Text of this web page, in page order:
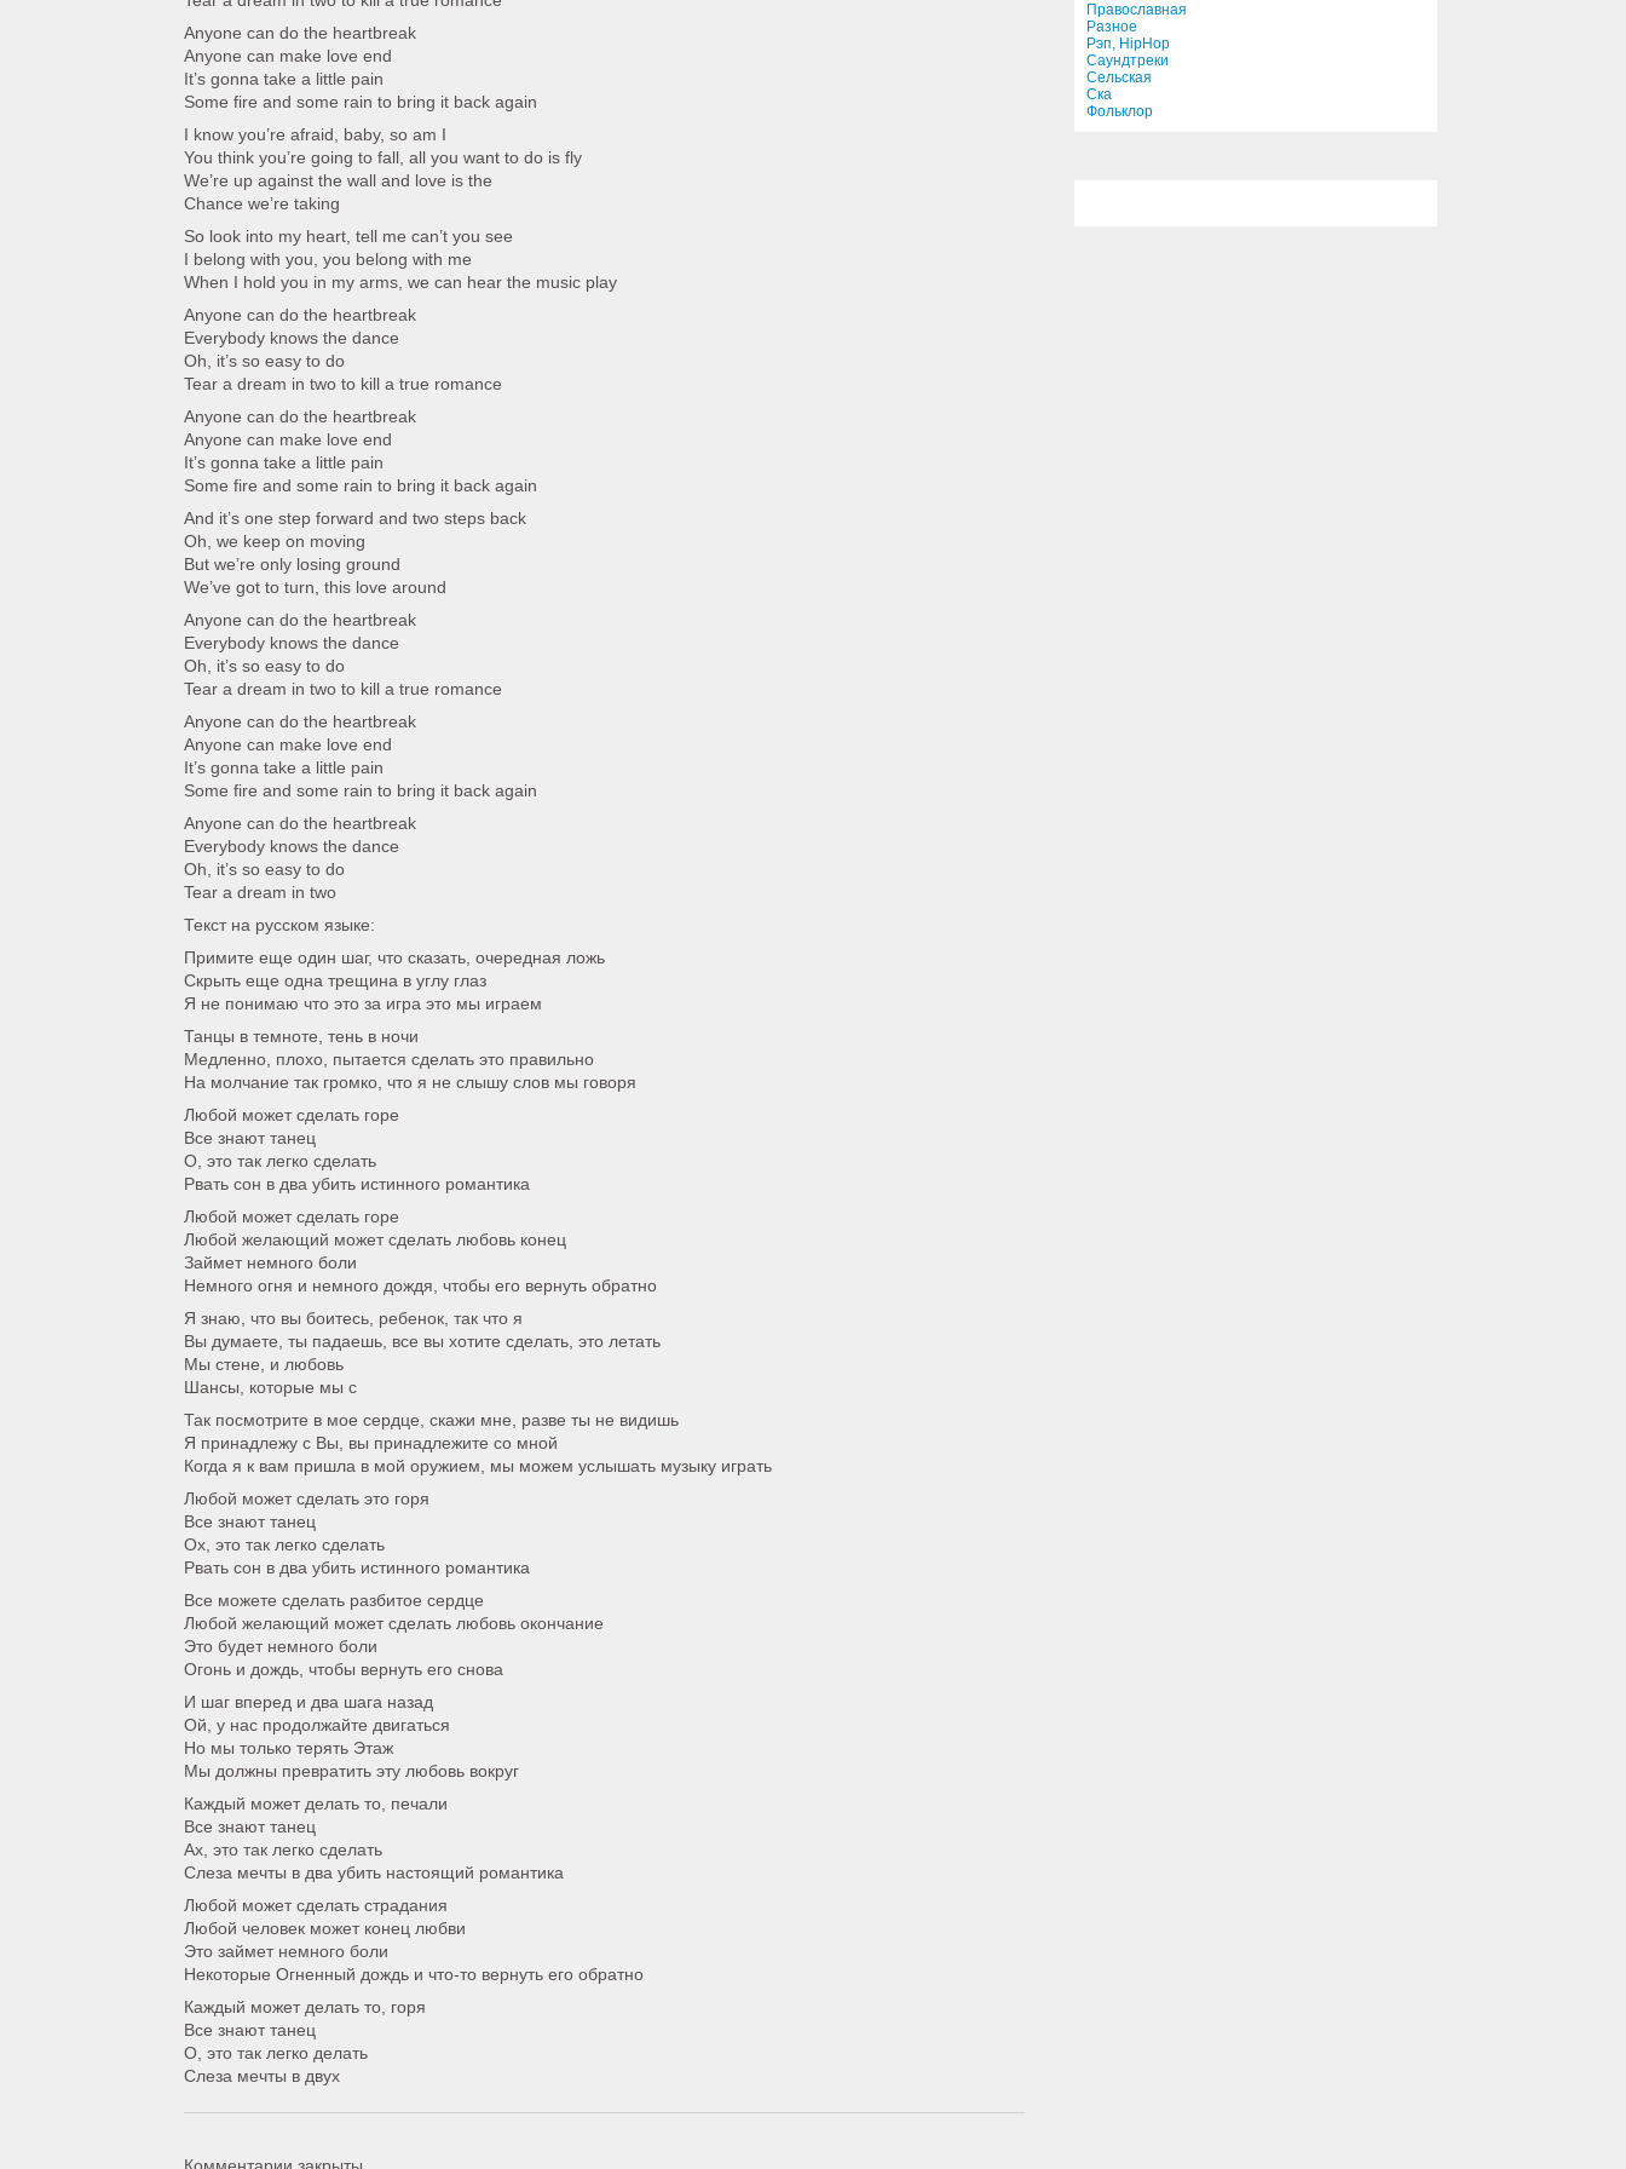
Anyone can do the heartbreak
Anyone can make love end
It’s gonna take a little pain
Some fire and some rain to bring it back again
I know you’re afraid, baby, so am I
You think you’re going to fall, all you want to do is fly
We’re up against the wall and love is the
Chance we’re taking
So look into my heart, tell me can’t you see
I belong with you, you belong with me
When I hold you in my arms, we can hear the music play
Anyone can do the heartbreak
Everybody knows the dance
Oh, it’s so easy to do
Tear a dream in two to kill a true romance
Anyone can do the heartbreak
Anyone can make love end
It’s gonna take a little pain
Some fire and some rain to bring it back again
And it’s one step forward and two steps back
Oh, we keep on moving
But we’re only losing ground
We’ve got to turn, this love around
Anyone can do the heartbreak
Everybody knows the dance
Oh, it’s so easy to do
Tear a dream in two to kill a true romance
Anyone can do the heartbreak
Anyone can make love end
It’s gonna take a little pain
Some fire and some rain to bring it back again
Anyone can do the heartbreak
Everybody knows the dance
Oh, it’s so easy to do
Tear a dream in two
Текст на русском языке:
Примите еще один шаг, что сказать, очередная ложь
Скрыть еще одна трещина в углу глаз
Я не понимаю что это за игра это мы играем
Танцы в темноте, тень в ночи
Медленно, плохо, пытается сделать это правильно
На молчание так громко, что я не слышу слов мы говоря
Любой может сделать горе
Все знают танец
О, это так легко сделать
Рвать сон в два убить истинного романтика
Любой может сделать горе
Любой желающий может сделать любовь конец
Займет немного боли
Немного огня и немного дождя, чтобы его вернуть обратно
Я знаю, что вы боитесь, ребенок, так что я
Вы думаете, ты падаешь, все вы хотите сделать, это летать
Мы стене, и любовь
Шансы, которые мы с
Так посмотрите в мое сердце, скажи мне, разве ты не видишь
Я принадлежу с Вы, вы принадлежите со мной
Когда я к вам пришла в мой оружием, мы можем услышать музыку играть
Любой может сделать это горя
Все знают танец
Ох, это так легко сделать
Рвать сон в два убить истинного романтика
Все можете сделать разбитое сердце
Любой желающий может сделать любовь окончание
Это будет немного боли
Огонь и дождь, чтобы вернуть его снова
И шаг вперед и два шага назад
Ой, у нас продолжайте двигаться
Но мы только терять Этаж
Мы должны превратить эту любовь вокруг
Каждый может делать то, печали
Все знают танец
Ах, это так легко сделать
Слеза мечты в два убить настоящий романтика
Любой может сделать страдания
Любой человек может конец любви
Это займет немного боли
Некоторые Огненный дождь и что-то вернуть его обратно
Каждый может делать то, горя
Все знают танец
О, это так легко делать
Слеза мечты в двух
Православная
Разное
Рэп, HipHop
Саундтреки
Сельская
Ска
Фольклор